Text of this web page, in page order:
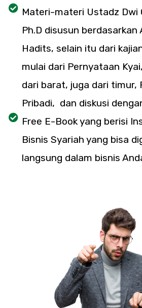
Materi-materi Ustadz Dwi
Ph.D disusun berdasarkan
Hadits, selain itu dari
mulai dari Pernyataan
dari barat, juga dari timur,
Pribadi, dan diskusi
Free E-Book yang berisi
Bisnis Syariah yang bisa
langsung dalam bisnis